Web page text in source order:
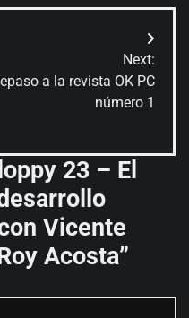
Next:
a la revista OK PC
número 1
23 – El
Vicente
Acosta”